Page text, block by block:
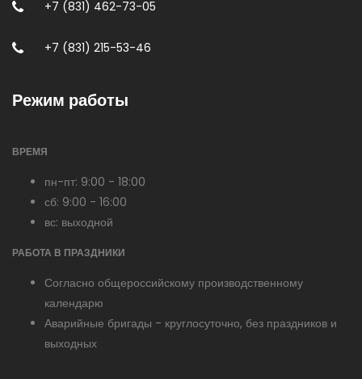
+7 (831) 462-73-05
+7 (831) 215-53-46
Режим работы
ВРЕМЯ
пн-пт: 9:00 - 18:00
сб: 9:00 - 16:00
вс: выходной
РАБОТА В ПРАЗДНИКИ
Согласно общероссийскому производственному
календарю
Аварийные бригады - круглосуточно, без праздников и
выходных